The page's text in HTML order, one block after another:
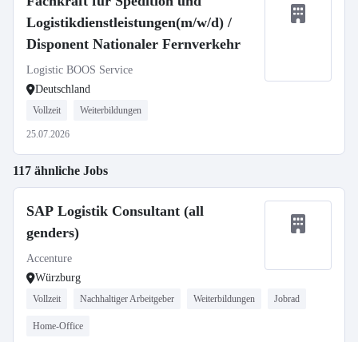
Logistikdienstleistungen(m/w/d) /
Disponent Nationaler Fernverkehr
Logistic BOOS Service
Deutschland
Vollzeit Weiterbildungen
25.07.2026
117 ähnliche Jobs
SAP Logistik Consultant (all
genders)
Accenture
Würzburg
Vollzeit Nachhaltiger Arbeitgeber Weiterbildungen Jobrad
Home-Office